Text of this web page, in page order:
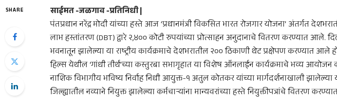
SHARE
साईमत -जळगाव -प्रतिनिधी |
पंतप्रधान नरेंद्र मोदी यांच्या हस्ते आज ‘प्रधानमंत्री विकसित भारत रोजगार योजना’ अंतर्गत
लाभ हस्तांतरण (DBT) द्वारे २,४०० कोटी रुपयांच्या प्रोत्साहन अनुदानाचे वितरण करण्यात आले.
भवनातून झालेल्या या राष्ट्रीय कार्यक्रमाचे देशभरातील २०० ठिकाणी थेट प्रक्षेपण करण्यात आले
हिल्स येथील ‘गांधी तीर्थ’च्या कस्तुरबा सभागृहात या विशेष ऑनलाईन कार्यक्रमाचे भव्य
नाशिक विभागीय भविष्य निर्वाह निधी आयुक्त-१ अतुल कोतकर यांच्या मार्गदर्शनाखाली झालेल्या
जिल्ह्यातील नव्याने नियुक्त झालेल्या कर्मचाऱ्यांना मान्यवरांच्या हस्ते नियुक्तीपत्रांचे वितरण